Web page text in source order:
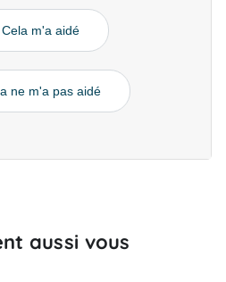
Cela m'a aidé
ne m'a pas aidé
aussi vous